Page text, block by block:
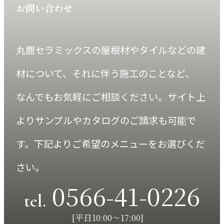
お問い合わせ
丸鹿セラミックスの屋根材やタイルなどの建
材について、それに伴う施工のことなど、
なんでもお気軽にご相談ください。サイト上
よりサンプルやカタログのご請求も可能で
す。 下記よりご希望のメニューをお選びくだ
さい。
tel. 0566-41-0226
[平日10:00～17:00]